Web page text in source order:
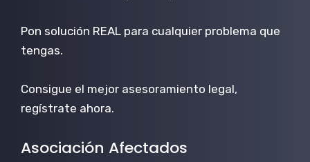
Pon solución REAL para cualquier problema que
tengas.
Consigue el mejor asesoramiento legal,
regístrate ahora.
Asociación Afectados